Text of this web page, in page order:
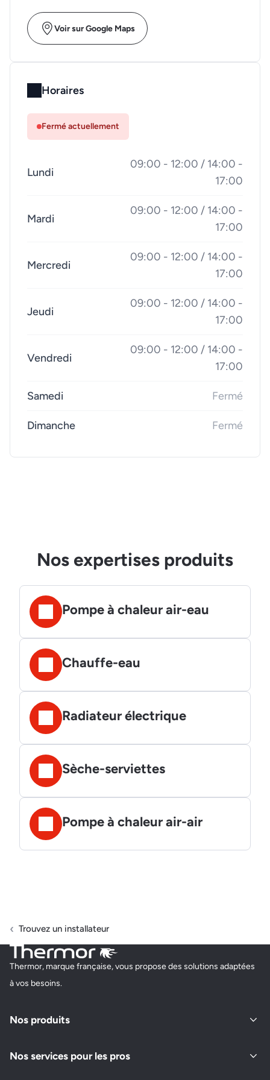
Voir sur Google Maps
Horaires
Fermé actuellement
Lundi
09:00 - 12:00 / 14:00 -
17:00
Mardi
09:00 - 12:00 / 14:00 -
17:00
Mercredi
09:00 - 12:00 / 14:00 -
17:00
Jeudi
09:00 - 12:00 / 14:00 -
17:00
Vendredi
09:00 - 12:00 / 14:00 -
17:00
Samedi Fermé
Dimanche Fermé
Nos expertises produits
Pompe à chaleur air-eau
Chauffe-eau
Radiateur électrique
Sèche-serviettes
Pompe à chaleur air-air
Trouvez un installateur
Thermor, marque française, vous propose des solutions adaptées
à vos besoins.
Nos produits
Nos services pour les pros